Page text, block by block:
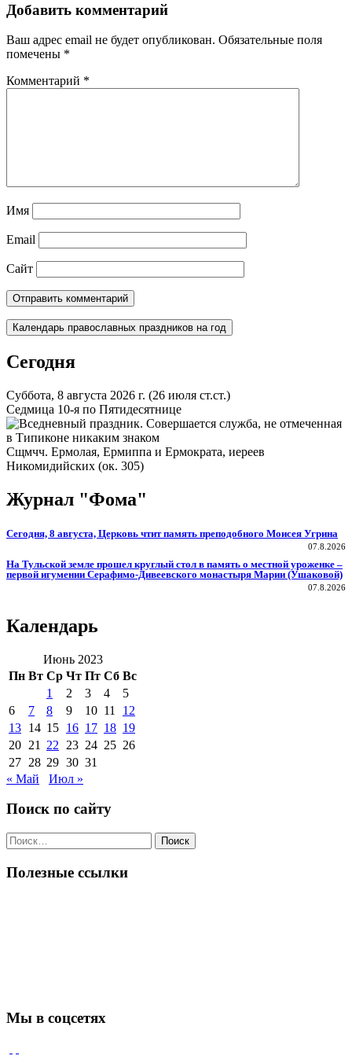
Добавить комментарий
Ваш адрес email не будет опубликован. Обязательные поля
помечены *
Комментарий *
Имя
Email
Сайт
Календарь православных праздников на год
Сегодня
Суббота, 8 августа 2026 г. (26 июля ст.ст.)
Седмица 10-я по Пятидесятнице
Сщмчч. Ермолая, Ермиппа и Ермократа, иереев
Никомидийских (ок. 305)
Журнал "Фома"
Сегодня, 8 августа, Церковь чтит память преподобного Моисея Угрина
07.8.2026
На Тульской земле прошел круглый стол в память о местной уроженке –
первой игумении Серафимо-Дивеевского монастыря Марии (Ушаковой)
07.8.2026
Календарь
Июнь 2023
Пн Вт Ср Чт Пт Сб Вс
1
2 3 4
5
6
7 8 9 10 11
12
13 14 15 16 17 18 19
20 21 22 23 24 25 26
27 28 29 30 31
« Май
Июл »
Поиск по сайту
Поиск
по:
Полезные ссылки
Мы в соцсетях